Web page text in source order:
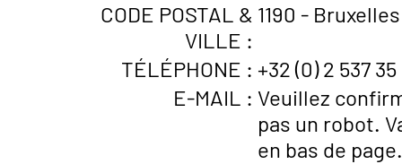
CODE POSTAL &
VILLE :
1190 -
TÉLÉPHONE : +32 (0) 2 537
E-MAIL : Veuillez
pas un robot.
en bas de page.